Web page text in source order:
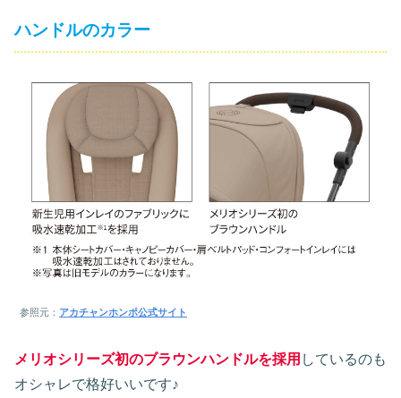
ハンドルのカラー
参照元： アカチャンホンポ公式サイト
メリオシリーズ初のブラウンハンドルを採用 しているのも
オシャレで格好いいです♪